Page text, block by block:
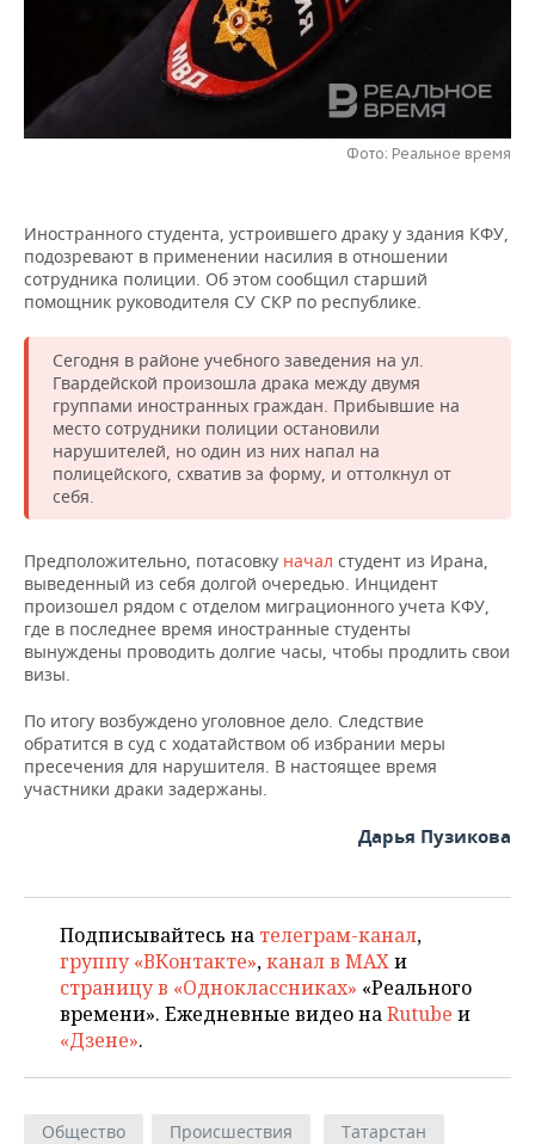
НЕФТЕХИМИЯ
ОПК
РОЗНИЧНАЯ ТОРГОВЛЯ
ТРАНСПОРТ
НОВОСТИ ТЕХНОЛОГИЙ
IT
МЕРОПРИЯТИЯ
НОВОСТИ МЕРОПРИЯТИЙ
ONLINE-КОНФЕРЕНЦИИ
ОТКРЫТАЯ ЛЕКЦИЯ
СПОРТ
ХОККЕЙ
БАСКЕТБОЛ
ВОЛЕЙБОЛ
КИБЕРСПОРТ
ФИГУРНОЕ КАТАНИЕ
ХОККЕЙ С МЯЧОМ
ВЛАСТЬ
ИНФРАСТРУКТУРА
ИСТОРИЯ
КУЛЬТУРА
МЕДИЦИНА
ПРОИСШЕСТВИЯ
СЮЖЕТЫ
СПИСОК ПЕРСОН
СПИСОК КОМПАНИЙ
ПОЛНАЯ ВЕРСИЯ
Фото: Реальное время
Иностранного студента, устроившего драку у здания КФУ,
подозревают в применении насилия в отношении
сотрудника полиции. Об этом сообщил старший
помощник руководителя СУ СКР по республике.
Сегодня в районе учебного заведения на ул.
Гвардейской произошла драка между двумя
группами иностранных граждан. Прибывшие на
место сотрудники полиции остановили
нарушителей, но один из них напал на
полицейского, схватив за форму, и оттолкнул от
себя.
Предположительно, потасовку начал студент из Ирана,
выведенный из себя долгой очередью. Инцидент
произошел рядом с отделом миграционного учета КФУ,
где в последнее время иностранные студенты
вынуждены проводить долгие часы, чтобы продлить свои
визы.
По итогу возбуждено уголовное дело. Следствие
обратится в суд с ходатайством об избрании меры
пресечения для нарушителя. В настоящее время
участники драки задержаны.
Дарья Пузикова
Подписывайтесь на телеграм-канал,
группу «ВКонтакте»,канал в MAXи
страницу в «Одноклассниках» «Реального
времени». Ежедневные видео наRutube и
«Дзене».
Общество Происшествия Татарстан